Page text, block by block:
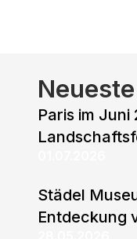
Paris im
Städel
Entdeckung